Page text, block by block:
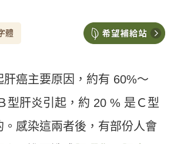
體
肝癌主要原因，約有 60%～
型肝炎引起，約 20 % 是Ｃ型
。感染這兩者後，有部份人會